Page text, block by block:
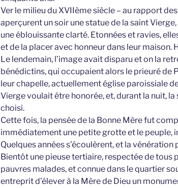
Ver le milieu du XVIIème siècle – au rapport
aperçurent un soir une statue de la saint
une éblouissante clarté. Etonnées et ravies,
et de la placer avec honneur dans leur maison.
Le lendemain, l’image avait disparu et on la
bénédictins, qui occupaient alors le prieuré
leur chapelle, actuellement église paroissiale
Vierge voulait être honorée, et, durant la nuit,
choisi.
Cette fois, la pensée de la Bonne Mère fut
immédiatement une petite grotte et le peuple,
Quelques années s’écoulèrent, et la
Bientôt une pieuse tertiaire, respectée de tous
pauvres malades, et connue dans le quartier
entreprit d’élever à la Mère de Dieu un